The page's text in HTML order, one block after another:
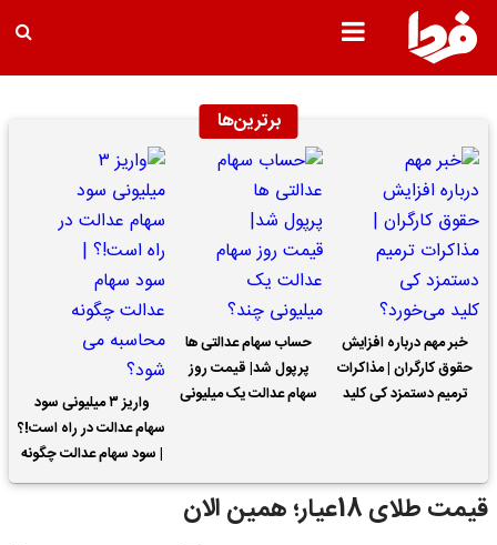
برترین‌ها
خبر مهم درباره افزایش
حقوق کارگران | مذاکرات
ترمیم دستمزد کی کلید
حساب سهام عدالتی ها
پرپول شد| قیمت روز
سهام عدالت یک میلیونی
واریز ۳ میلیونی سود
سهام عدالت در راه است!؟
| سود سهام عدالت چگونه
محاسبه می شود؟
قیمت طلای 18عیار؛ همین الان